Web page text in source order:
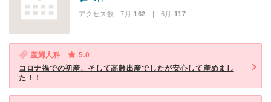
アクセス数 7月:162 | 6月:117
産婦人科
5.0
コロナ禍での初産、そして高齢出産でしたが安心して産めまし
た！！